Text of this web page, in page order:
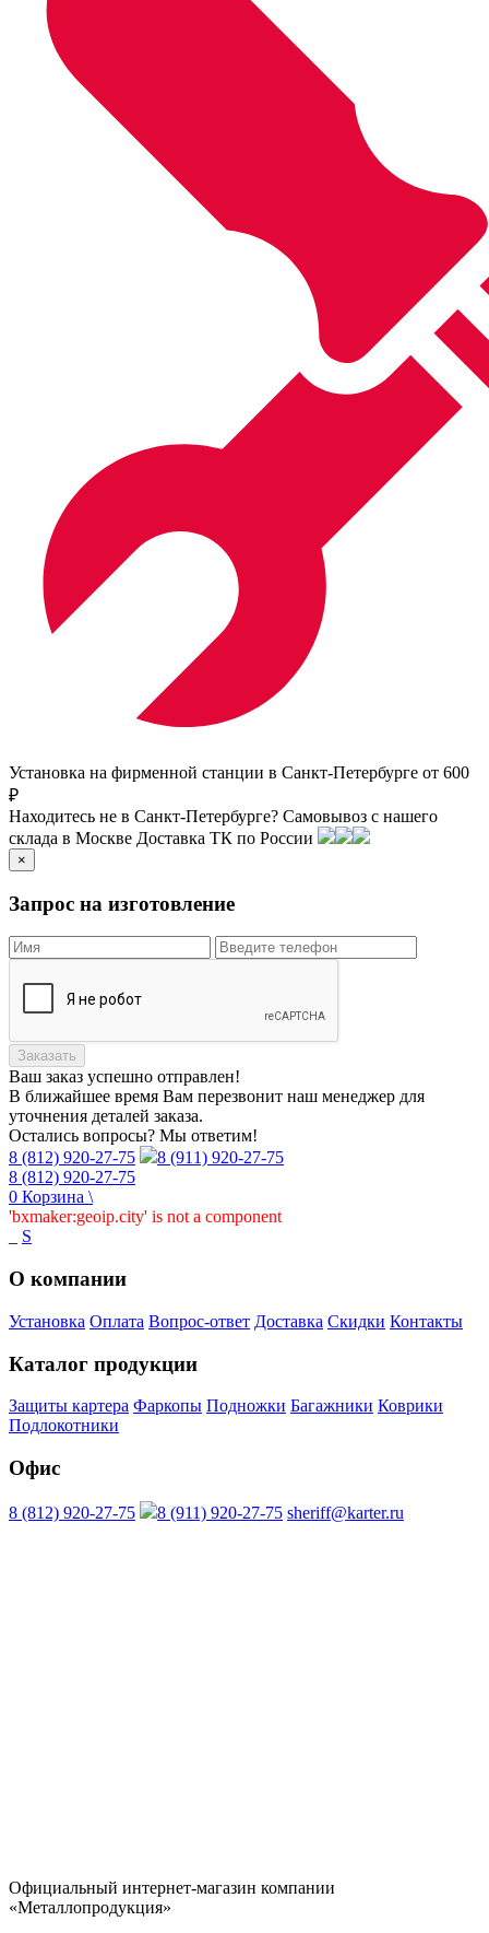
Установка на фирменной станции в Санкт-Петербурге от 600
₽
Находитесь не в Санкт-Петербурге? Самовывоз с нашего
склада в Москве Доставка ТК по России
×
Запрос на изготовление
Заказать
Ваш заказ успешно отправлен!
В ближайшее время Вам перезвонит наш менеджер для
уточнения деталей заказа.
Остались вопросы? Мы ответим!
8 (812) 920-27-75
8 (911) 920-27-75
8 (812) 920-27-75
0 Корзина \
'bxmaker:geoip.city' is not a component
S
О компании
Установка Оплата Вопрос-ответ Доставка Скидки Контакты
Каталог продукции
Защиты картера Фаркопы Подножки Багажники Коврики
Подлокотники
Офис
8 (812) 920-27-75 8 (911) 920-27-75 sheriff@karter.ru
Официальный интернет-магазин компании
«Металлопродукция»